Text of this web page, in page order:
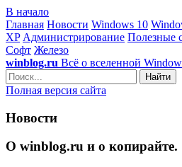
В начало
Главная Новости Windows 10
XP Администрирование Полезные
Софт Железо
winblog.ru Всё о вселенной
Найти
Полная версия сайта
Новости
О winblog.ru и о копирайте.